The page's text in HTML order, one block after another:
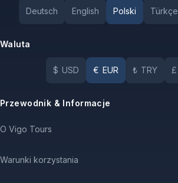
Deutsch English Polski Türkçe
Waluta
$ USD € EUR ₺ TRY £
Przewodnik & Informacje
O Vigo Tours
Warunki korzystania